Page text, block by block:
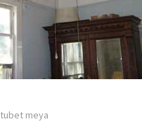
meya